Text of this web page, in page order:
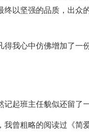
终以坚强的品质，出众
得我心中仿佛增加了一
记起班主任貌似还留了
我曾粗略的阅读过《简